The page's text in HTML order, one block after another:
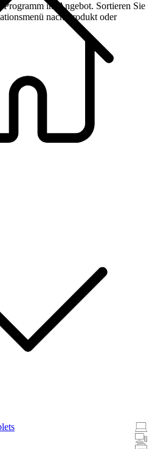
im Angebot. Sortieren Sie
nach Produkt oder